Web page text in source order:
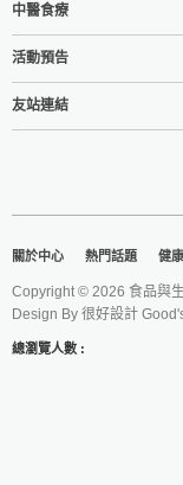
中醫食療
活動預告
友站連結
關於中心 熱門話題 健
Copyright © 2026 食品與
Design By 很好設計
總瀏覽人數 :